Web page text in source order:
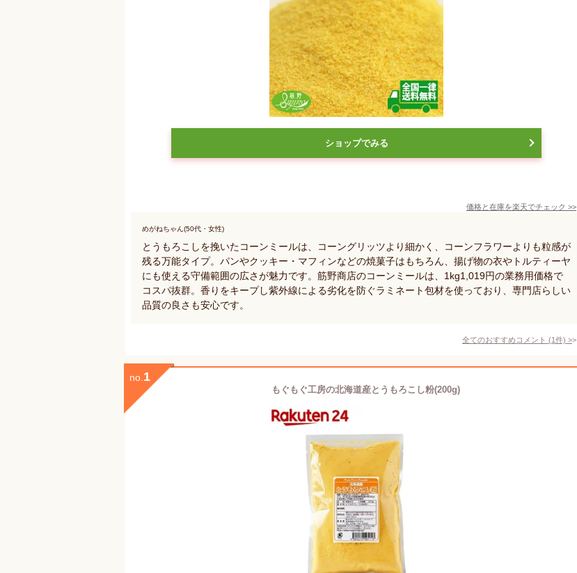
ショップでみる
価格と在庫を楽天でチェック >>
めがねちゃん(50代・女性)
とうもろこしを挽いたコーンミールは、コーングリッツより細かく、コーンフラワーよりも粒感が
残る万能タイプ。パンやクッキー・マフィンなどの焼菓子はもちろん、揚げ物の衣やトルティーヤ
にも使える守備範囲の広さが魅力です。筋野商店のコーンミールは、1kg1,019円の業務用価格で
コスパ抜群。香りをキープし紫外線による劣化を防ぐラミネート包材を使っており、専門店らしい
品質の良さも安心です。
全てのおすすめコメント (1件) >
no. 1
もぐもぐ工房の北海道産とうもろこし粉(200g)